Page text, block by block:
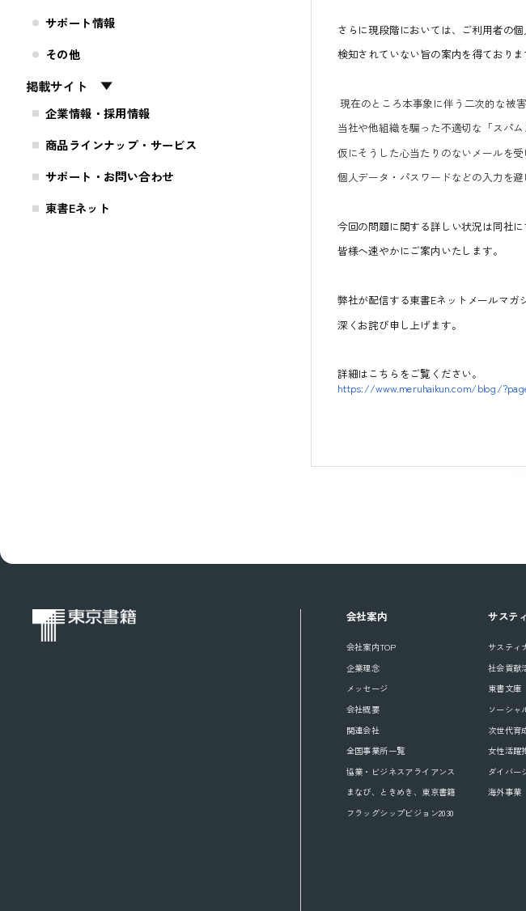
サポート情報
その他
掲載サイト
企業情報・採用情報
商品ラインナップ・サービス
サポート・お問い合わせ
東書Eネット
さらに現段階においては、ご利用者の
検知されていない旨の案内を得ておりま
現在のところ本事象に伴う二次的な被
当社や他組織を騙った不適切な「スパ
仮にそうした心当たりのないメールを
個人データ・パスワードなどの入力を
今回の問題に関する詳しい状況は同社
皆様へ速やかにご案内いたします。
弊社が配信する東書Eネットメールマガ
深くお詫び申し上げます。
詳細はこちらをご覧ください。
https://www.meruhaikun.com/blog/
会社案内
会社案内TOP
企業理念
メッセージ
会社概要
関連会社
全国事業所一覧
協業・ビジネスアライアンス
まなび、ときめき、東京書籍
フラッグシップビジョン2030
サステ
サスティ
社会貢献
東書文庫
ソーシャ
次世代育
女性活躍
ダイバー
海外事業